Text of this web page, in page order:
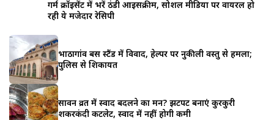
गर्म क्रॉइसेंट में भरें ठंडी आइसक्रीम, सोशल मीडिया पर वायरल हो
रही ये मजेदार रेसिपी
भाठागांव बस स्टैंड में विवाद, हेल्पर पर नुकीली वस्तु से हमला;
पुलिस से शिकायत
सावन व्रत में स्वाद बदलने का मन? झटपट बनाएं कुरकुरी
शकरकंदी कटलेट, स्वाद में नहीं होगी कमी